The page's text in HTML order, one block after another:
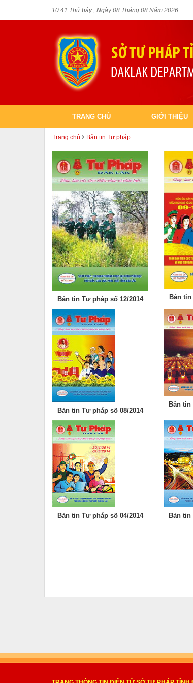
10:41 Thứ bảy , Ngày 08 Tháng 08 Năm 2026
TRANG CHỦ GIỚI THIỆU
Trang chủ Bản tin Tư pháp
Bản tin Tư pháp số 12/2014 Bản tin
Bản tin Tư pháp số 08/2014
Bản tin
Bản tin Tư pháp số 04/2014 Bản tin